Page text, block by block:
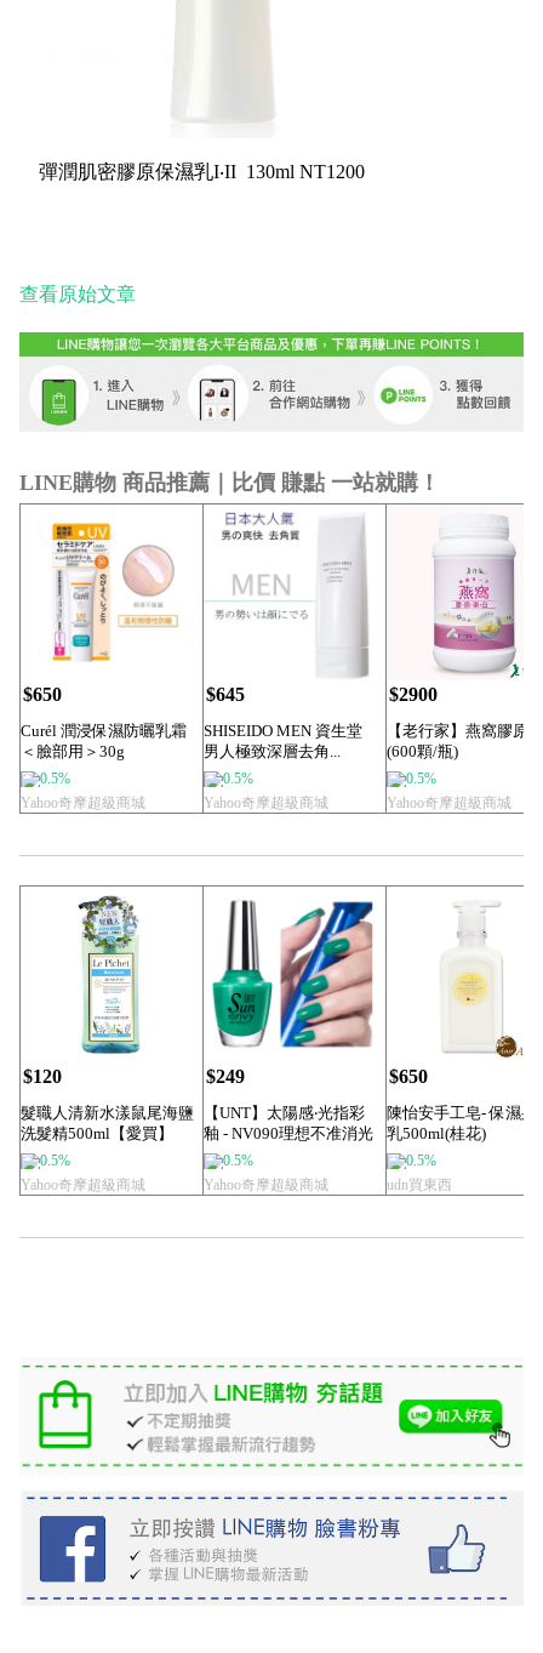
彈潤肌密膠原保濕乳I‧II 130ml NT1200
查看原始文章
LINE購物 商品推薦｜比價 賺點 一站就購！
$650
Curél 潤浸保濕防曬乳霜
＜臉部用＞30g
0.5%
Yahoo奇摩超級商城
$645
SHISEIDO MEN 資生堂
男人極致深層去角...
0.5%
Yahoo奇摩超級商城
$2900
【老行家】燕窩膠原
(600顆/瓶)
0.5%
Yahoo奇摩超級商城
$120
髮職人清新水漾鼠尾海鹽
洗髮精500ml【愛買】
0.5%
Yahoo奇摩超級商城
$249
【UNT】太陽感‧光指彩
釉 - NV090理想不准消光
15m...
0.5%
Yahoo奇摩超級商城
$650
陳怡安手工皂- 保濕身
乳500ml(桂花)
0.5%
udn買東西